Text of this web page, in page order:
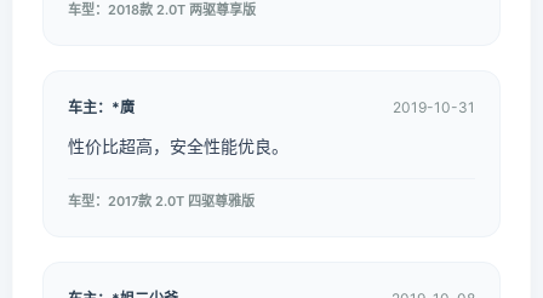
车型：2018款 2.0T 两驱尊享版
车主：*廣 2019-10-31
性价比超高，安全性能优良。
车型：2017款 2.0T 四驱尊雅版